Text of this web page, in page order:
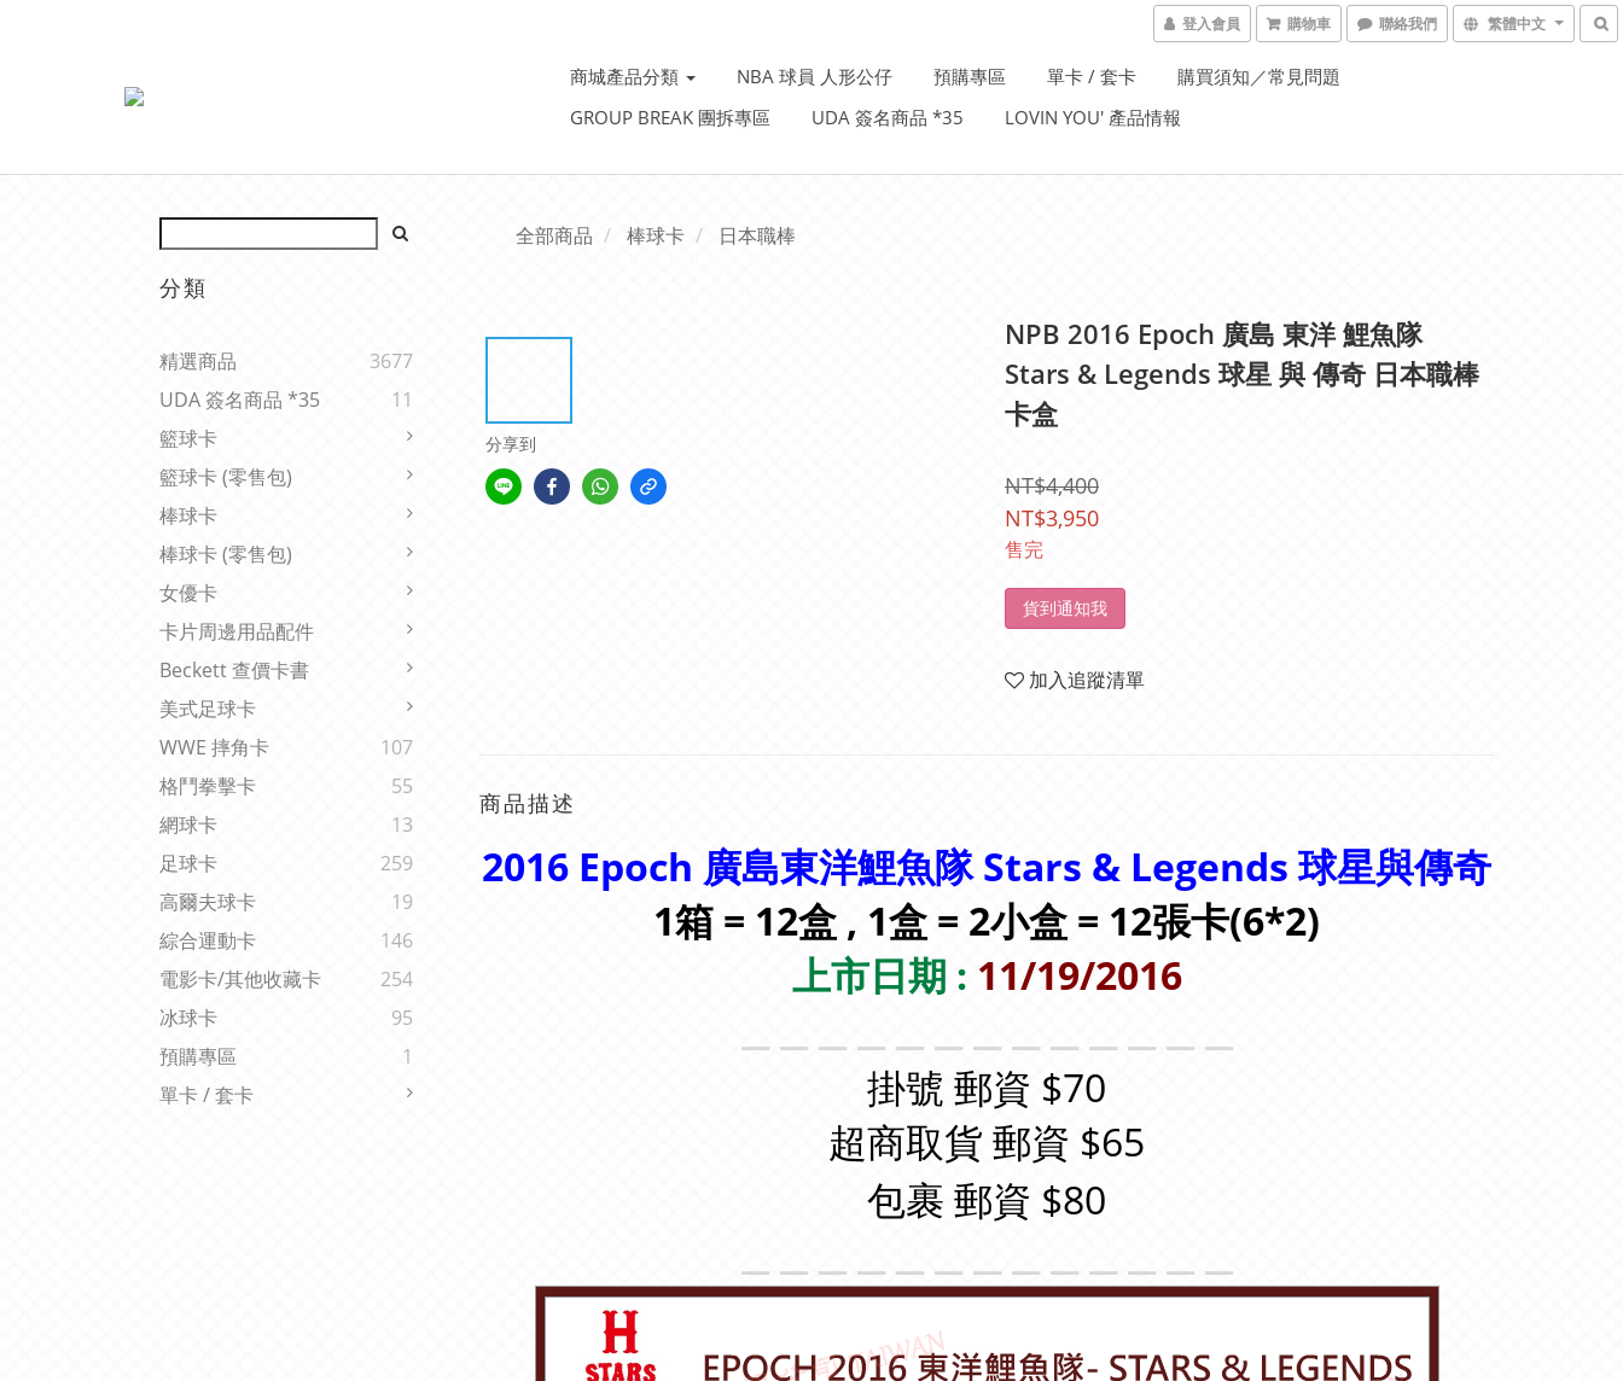
登入會員 購物車 聯絡我們 繁體中文
商城產品分類 NBA 球員 人形公仔 預購專區 單卡 / 套卡
購買須知／常見問題
GROUP BREAK 團拆專區
UDA 簽名商品 *35 LOVIN YOU' 產品情報
分類
精選商品
3677
UDA 簽名商品 *35
11
籃球卡
籃球卡 (零售包)
棒球卡
棒球卡 (零售包)
女優卡
卡片周邊用品配件
Beckett 查價卡書
美式足球卡
WWE 摔角卡
107
格鬥拳擊卡
55
網球卡
13
足球卡
259
高爾夫球卡
19
綜合運動卡
146
電影卡/其他收藏卡
254
冰球卡
95
預購專區
1
單卡 / 套卡
全部商品 棒球卡 日本職棒
分享到
NPB 2016 Epoch 廣島 東洋 鯉魚隊
Stars & Legends 球星 與 傳奇 日本職棒
卡盒
NT$4,400
NT$3,950
售完
貨到通知我
加入追蹤清單
商品描述
2016 Epoch 廣島東洋鯉魚隊 Stars & Legends 球星與傳奇
1箱 = 12盒 , 1盒 = 2小盒 = 12張卡(6*2)
上市日期 : 11/19/2016
掛號 郵資 $70
超商取貨 郵資 $65
包裹 郵資 $80